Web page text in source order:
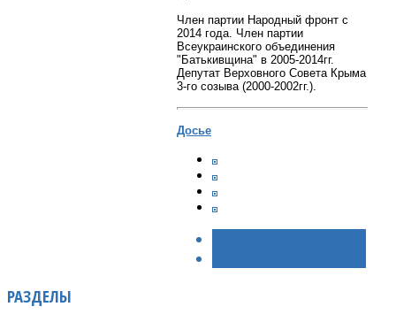
Член партии Народный фронт с
2014 года. Член партии
Всеукраинского объединения
"Батькивщина" в 2005-2014гг.
Депутат Верховного Совета Крыма
3-го созыва (2000-2002гг.).
Досье
РАЗДЕЛЫ